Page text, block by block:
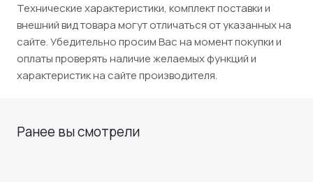
Технические характеристики, комплект поставки и
внешний вид товара могут отличаться от указанных на
сайте. Убедительно просим Вас на момент покупки и
оплаты проверять наличие желаемых функций и
характеристик на сайте производителя.
Ранее вы смотрели